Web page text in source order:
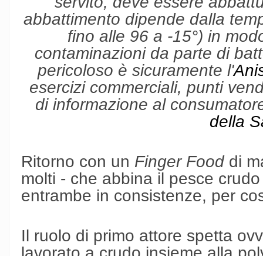
abbattimento dipende dalla
fino alle 96 a -15°) in
contaminazioni da parte di
pericoloso è sicuramente l'
esercizi commerciali, punti
di informazione al
della
Ritorno con un Finger Fooddi
molti - che abbina il pesce
entrambe in consistenze, per
Il ruolo di primo attore spetta